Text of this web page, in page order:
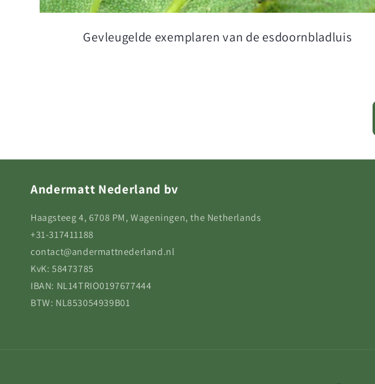
Gevleugelde exemplaren van de esdoornbladluis
Andermatt Nederland bv
Haagsteeg 4, 6708 PM, Wageningen, the Netherlands
+31-317411188
contact@andermattnederland.nl
KvK: 58473785
IBAN: NL14TRIO0197677444
BTW: NL853054939B01